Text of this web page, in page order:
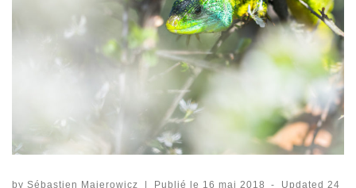
by Sébastien Majerowicz | Publié le 16 mai 2018 - Updated24